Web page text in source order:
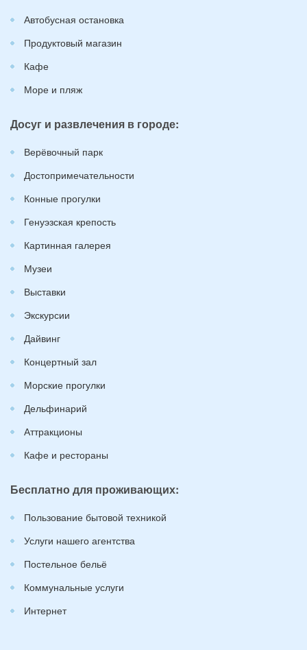
Автобусная остановка
Продуктовый магазин
Кафе
Море и пляж
Досуг и развлечения в городе:
Верёвочный парк
Достопримечательности
Конные прогулки
Генуэзская крепость
Картинная галерея
Музеи
Выставки
Экскурсии
Дайвинг
Концертный зал
Морские прогулки
Дельфинарий
Аттракционы
Кафе и рестораны
Бесплатно для проживающих:
Пользование бытовой техникой
Услуги нашего агентства
Постельное бельё
Коммунальные услуги
Интернет